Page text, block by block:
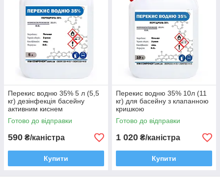
Перекис водню 35% 5 л (5,5
кг) дезінфекція басейну
активним киснем
(пергідроль)
Готово до відправки
590 ₴/каністра
Купити
Перекис водню 35% 10л (11
кг) для басейну з клапанною
кришкою
Готово до відправки
1 020 ₴/каністра
Купити